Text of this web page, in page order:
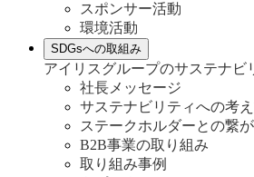
スポンサー活動
環境活動
SDGsへの取組み
アイリスグループのサステナビ
社長メッセージ
サステナビリティへの考
ステークホルダーとの繋が
B2B事業の取り組み
取り組み事例